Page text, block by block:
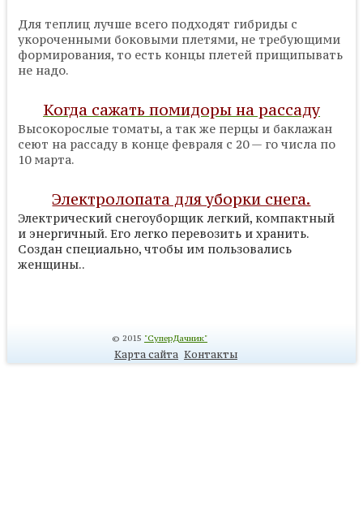
Для теплиц лучше всего подходят гибриды с
укороченными боковыми плетями, не требующими
формирования, то есть концы плетей прищипывать
не надо.
Когда сажать помидоры на рассаду
Высокорослые томаты, а так же перцы и баклажан
сеют на рассаду в конце февраля с 20 — го числа по
10 марта.
Электролопата для уборки снега.
Электрический снегоуборщик легкий, компактный
и энергичный. Его легко перевозить и хранить.
Создан специально, чтобы им пользовались
женщины..
© 2015 "СуперДачник"
Карта сайта Контакты